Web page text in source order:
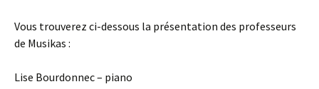
Vous trouverez ci-dessous la présentation des professeurs
de Musikas :
Lise Bourdonnec – piano